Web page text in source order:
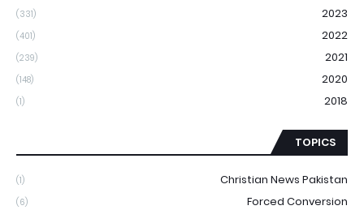
2023
(331)
2022
(401)
2021
(239)
2020
(148)
2018
(1)
TOPICS
Christian News Pakistan
(1)
Forced Conversion
(6)